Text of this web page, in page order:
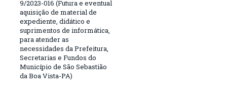
9/2023-016 (Futura e eventual
aquisição de material de
expediente, didático e
suprimentos de informática,
para atender as
necessidades da Prefeitura,
Secretarias e Fundos do
Município de São Sebastião
da Boa Vista-PA)